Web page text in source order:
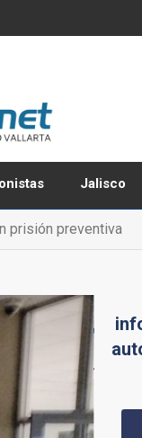
Jalisco
prisión preventiva